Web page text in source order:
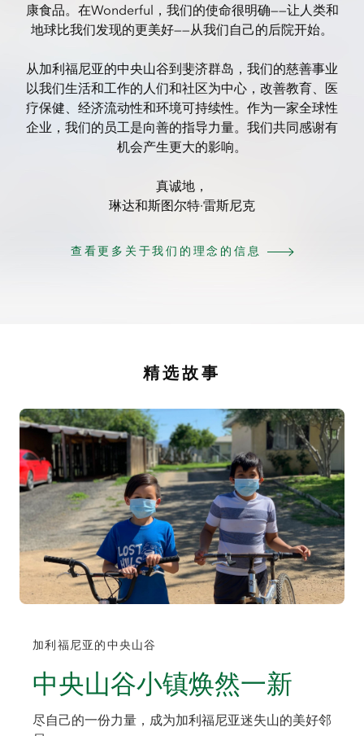
康食品。在Wonderful，我们的使命很明确——让人类和
地球比我们发现的更美好——从我们自己的后院开始。
从加利福尼亚的中央山谷到斐济群岛，我们的慈善事业
以我们生活和工作的人们和社区为中心，改善教育、医
疗保健、经济流动性和环境可持续性。作为一家全球性
企业，我们的员工是向善的指导力量。我们共同感谢有
机会产生更大的影响。
真诚地，
琳达和斯图尔特·雷斯尼克
查看更多关于我们的理念的信息
精选故事
加利福尼亚的中央山谷
中央山谷小镇焕然一新
尽自己的一份力量，成为加利福尼亚迷失山的美好邻